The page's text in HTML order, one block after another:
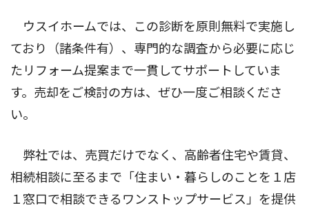
ウスイホームでは、この診断を原則無料で実施し
ており（諸条件有）、専門的な調査から必要に応じ
たリフォーム提案まで一貫してサポートしていま
す。売却をご検討の方は、ぜひ一度ご相談くださ
い。
弊社では、売買だけでなく、高齢者住宅や賃貸、
相続相談に至るまで「住まい・暮らしのことを１店
１窓口で相談できるワンストップサービス」を提供